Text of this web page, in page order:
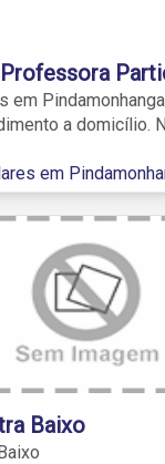
em
a domicílio.
em
Baixo